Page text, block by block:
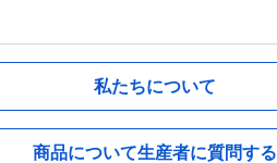
私たちについて
商品について生産者に質問する